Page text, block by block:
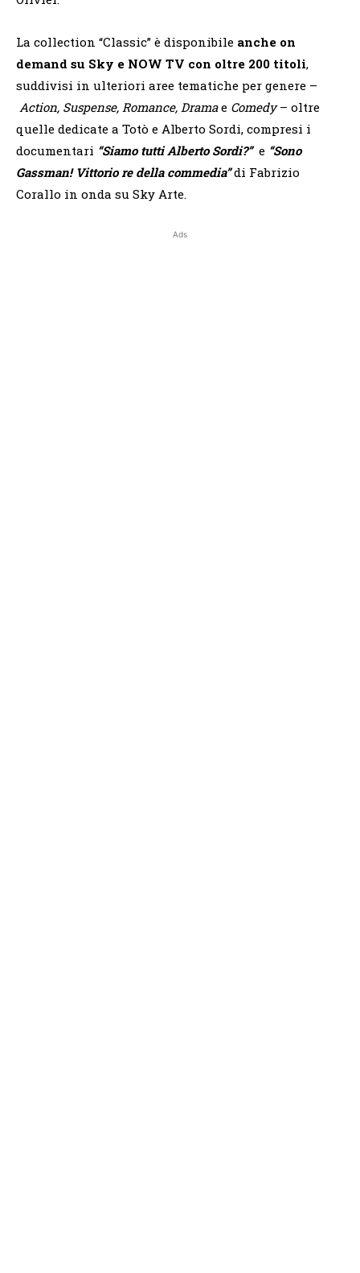
La collection “Classic” è disponibile anche on
demand su Sky e NOW TV con oltre 200 titoli,
suddivisi in ulteriori aree tematiche per genere –
Action, Suspense, Romance, Dramae Comedy– oltre
quelle dedicate a Totò e Alberto Sordi, compresi i
documentari “Siamo tutti Alberto Sordi?”e “Sono
Gassman! Vittorio re della commedia”di Fabrizio
Corallo in onda su Sky Arte.
Ads